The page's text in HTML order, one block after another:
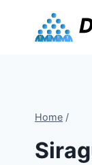
content
Home /